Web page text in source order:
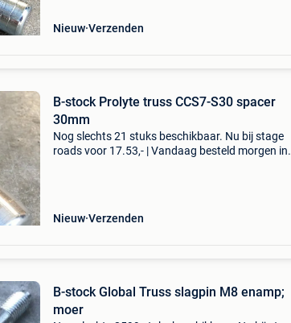
Nieuw Verzenden
B-stock Prolyte truss CCS7-S30 spacer
30mm
Nog slechts 21 stuks beschikbaar. Nu bij stage
roads voor 17.53,- | Vandaag besteld morgen in
Nieuw Verzenden
B-stock Global Truss slagpin M8 enamp;
moer